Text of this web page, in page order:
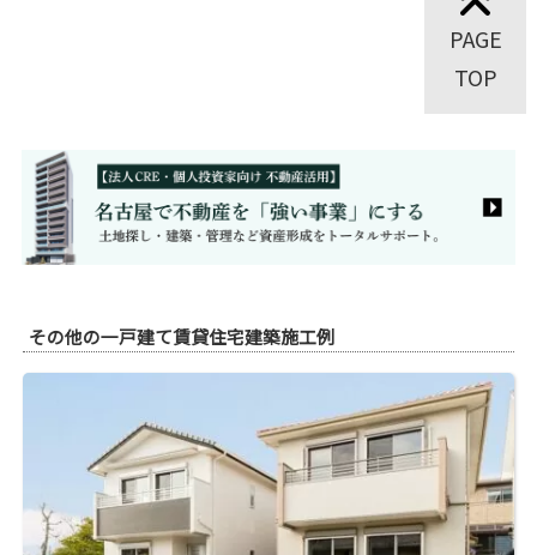
PAGE
TOP
その他の一戸建て賃貸住宅建築施工例